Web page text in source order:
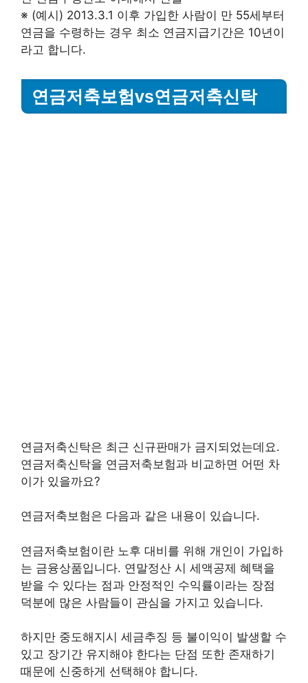
※ (예시) 2013.3.1 이후 가입한 사람이 만 55세부터
연금을 수령하는 경우 최소 연금지급기간은 10년이
라고 합니다.
연금저축보험vs연금저축신탁
연금저축신탁은 최근 신규판매가 금지되었는데요.
연금저축신탁을 연금저축보험과 비교하면 어떤 차
이가 있을까요?
연금저축보험은 다음과 같은 내용이 있습니다.
연금저축보험이란 노후 대비를 위해 개인이 가입하
는 금융상품입니다. 연말정산 시 세액공제 혜택을
받을 수 있다는 점과 안정적인 수익률이라는 장점
덕분에 많은 사람들이 관심을 가지고 있습니다.
하지만 중도해지시 세금추징 등 불이익이 발생할 수
있고 장기간 유지해야 한다는 단점 또한 존재하기
때문에 신중하게 선택해야 합니다.